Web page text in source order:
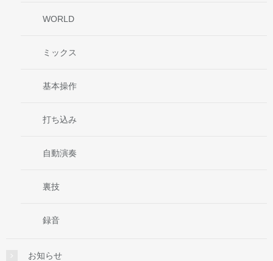
WORLD
ミックス
基本操作
打ち込み
自動演奏
裏技
録音
お知らせ